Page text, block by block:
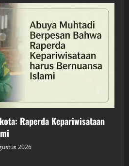
Raperda Kepariwisataan
2026